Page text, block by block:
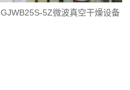
GJWB25S-5Z微波真空干燥设备